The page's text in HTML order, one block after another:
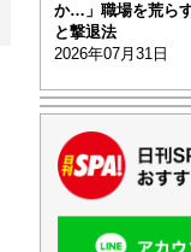
か…」職場を荒ら
と撃退法
2026年07月31日